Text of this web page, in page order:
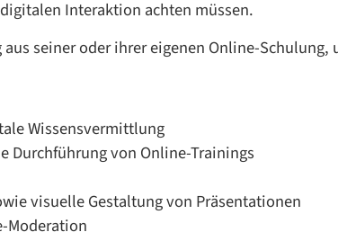
Interaktion achten müssen.
seiner oder ihrer eigenen Online-
Wissensvermittlung
Durchführung von Online-Trainings
visuelle Gestaltung von Präsentationen
Moderation